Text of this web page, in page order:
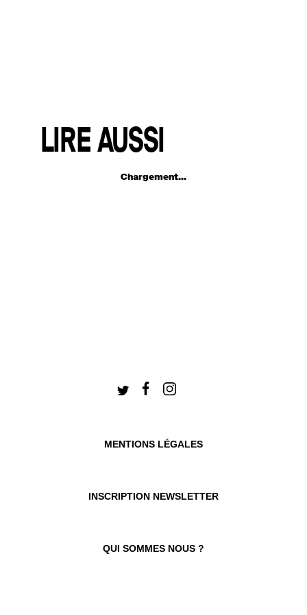
LIRE AUSSI
Chargement...
MENTIONS LÉGALES
INSCRIPTION NEWSLETTER
QUI SOMMES NOUS ?